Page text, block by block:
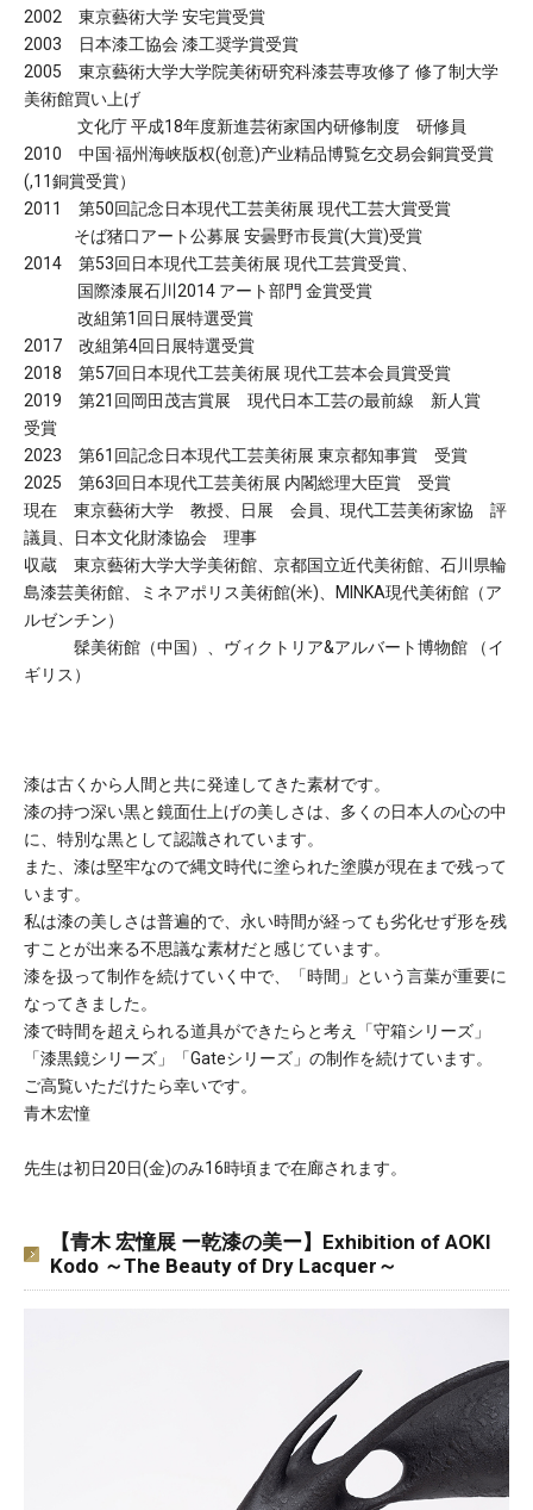
2002 東京藝術大学 安宅賞受賞
2003 日本漆工協会 漆工奨学賞受賞
2005 東京藝術大学大学院美術研究科漆芸専攻修了 修了制大学
美術館買い上げ
文化庁 平成18年度新進芸術家国内研修制度 研修員
2010 中国·福州海峡版权(创意)产业精品博覧乞交易会銅賞受賞
(,11銅賞受賞）
2011 第50回記念日本現代工芸美術展 現代工芸大賞受賞
そば猪口アート公募展 安曇野市長賞(大賞)受賞
2014 第53回日本現代工芸美術展 現代工芸賞受賞、
国際漆展石川2014 アート部門 金賞受賞
改組第1回日展特選受賞
2017 改組第4回日展特選受賞
2018 第57回日本現代工芸美術展 現代工芸本会員賞受賞
2019 第21回岡田茂吉賞展 現代日本工芸の最前線 新人賞
受賞
2023 第61回記念日本現代工芸美術展 東京都知事賞 受賞
2025 第63回日本現代工芸美術展 内閣総理大臣賞 受賞
現在 東京藝術大学 教授、日展 会員、現代工芸美術家協 評
議員、日本文化財漆協会 理事
収蔵 東京藝術大学大学美術館、京都国立近代美術館、石川県輪
島漆芸美術館、ミネアポリス美術館(米)、MINKA現代美術館（ア
ルゼンチン）
髹美術館（中国）、ヴィクトリア&アルバート博物館 （イ
ギリス）
漆は古くから人間と共に発達してきた素材です。
漆の持つ深い黒と鏡面仕上げの美しさは、多くの日本人の心の中
に、特別な黒として認識されています。
また、漆は堅牢なので縄文時代に塗られた塗膜が現在まで残って
います。
私は漆の美しさは普遍的で、永い時間が経っても劣化せず形を残
すことが出来る不思議な素材だと感じています。
漆を扱って制作を続けていく中で、「時間」という言葉が重要に
なってきました。
漆で時間を超えられる道具ができたらと考え「守箱シリーズ」
「漆黒鏡シリーズ」「Gateシリーズ」の制作を続けています。
ご高覧いただけたら幸いです。
青木宏憧
先生は初日20日(金)のみ16時頃まで在廊されます。
【青木 宏憧展 ー乾漆の美ー】Exhibition of AOKI
Kodo ～The Beauty of Dry Lacquer～